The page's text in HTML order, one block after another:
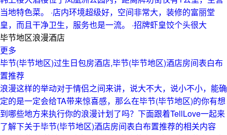
当地特色菜。 ·店内环境超级好，空间非常大，装修的富丽堂
皇，而且干净卫生，服务也是一流。 ·招牌虾皇饺个头很大
毕节地区浪漫酒店
更多
毕节(毕节地区)过生日包房酒店,毕节(毕节地区)酒店房间表白布
置推荐
浪漫这样的举动对于情侣之间来讲，说大不大，说小不小，能确
定的是一定会给TA带来惊喜感，那么在毕节(毕节地区)的你有想
到哪些地方来执行你的浪漫计划了吗？下面跟着TellLove一起来
了解下关于毕节(毕节地区)酒店房间表白布置推荐的相关内容